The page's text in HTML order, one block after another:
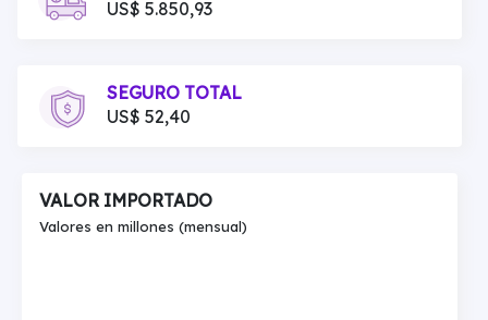
US$ 5.850,93
SEGURO TOTAL
US$ 52,40
VALOR IMPORTADO
Valores en millones (mensual)